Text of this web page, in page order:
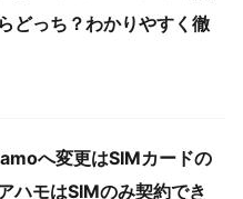
どっち？わかりやすく徹
へ変更はSIMカードの
ハモはSIMのみ契約でき